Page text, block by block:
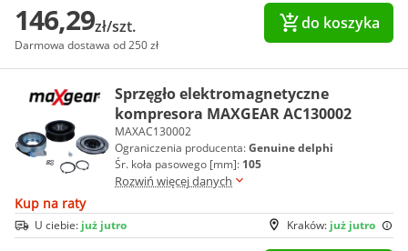
146,29zł/szt.
Darmowa dostawa od 250 zł
do koszyka
Sprzęgło elektromagnetyczne
kompresora MAXGEAR AC130002
MAXAC130002
Ograniczenia producenta:Genuine delphi
Śr. koła pasowego [mm]: 105
Rozwiń więcej danych
Kup na raty
Kraków: już jutro
U ciebie: już jutro